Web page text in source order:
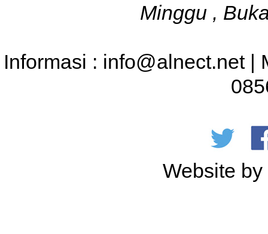
Minggu ,
Informasi : info@alnect.net |
Website by